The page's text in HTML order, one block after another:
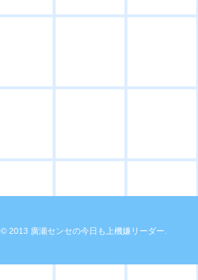
© 2013 廣瀬センセの今日も上機嫌リーダー.